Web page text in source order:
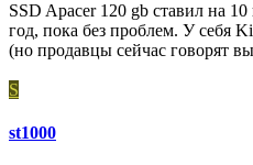
SSD Apacer 120 gb ставил на
год, пока без проблем. У себя
(но продавцы сейчас говорят
S
st1000